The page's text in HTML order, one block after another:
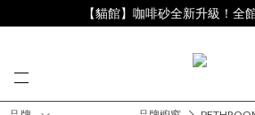
【貓館】咖啡砂全新升級！全